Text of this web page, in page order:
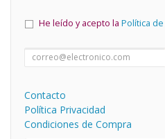
He leído y acepto la Política
Contacto
Política Privacidad
Condiciones de Compra